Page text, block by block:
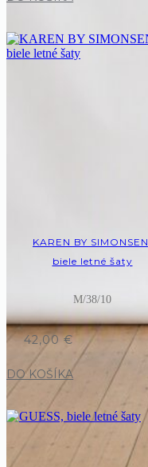
KAREN BY SIMONSEN,
biele letné šaty
M/38/10
42,00€
DO KOŠÍKA